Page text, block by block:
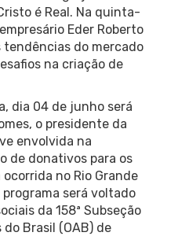
é Real. Na quinta-
Eder Roberto
tendências do mercado
na criação de
dia 04 de junho será
o presidente da
envolvida na
de donativos para os
no Rio Grande
será voltado
da 158ª Subseção
Brasil (OAB) de